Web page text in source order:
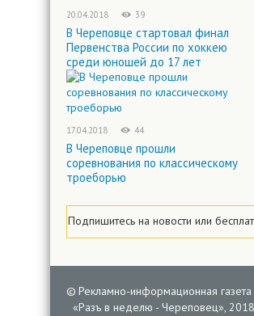
20.04.2018 39
В Череповце стартовал финал
Первенства России по хоккею
среди юношей до 17 лет
17.04.2018 44
В Череповце прошли
соревнования по классическому
троеборью
Подпишитесь на новости или
© Рекламно-информационная газета
«Разъ в неделю - Череповец», 2018